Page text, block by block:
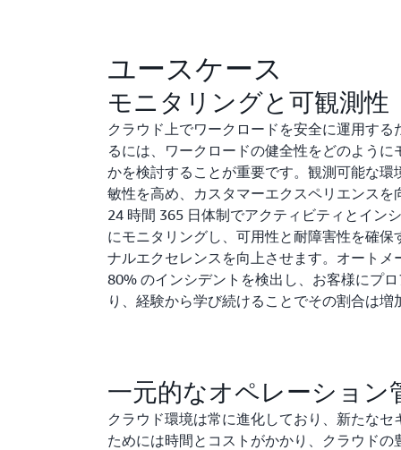
ユースケース
モニタリングと可観測性
クラウド上でワークロードを安全に運用す
るには、ワークロードの健全性をどのよう
かを検討することが重要です。観測可能な環
敏性を高め、カスタマーエクスペリエンスを
24 時間 365 日体制でアクティビティとイン
にモニタリングし、可用性と耐障害性を確
ナルエクセレンスを向上させます。オートメ
80% のインシデントを検出し、お客様にプ
り、経験から学び続けることでその割合は増
一元的なオペレーション
クラウド環境は常に進化しており、新たな
ためには時間とコストがかかり、クラウド